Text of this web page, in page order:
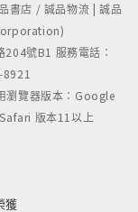
書店 / 誠品物流 | 誠品
號B1 服務電話：
瀏覽器版本：Google
版本11以上
獲